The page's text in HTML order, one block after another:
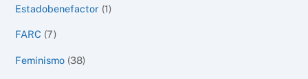
Estadobenefactor (1)
FARC (7)
Feminismo (38)